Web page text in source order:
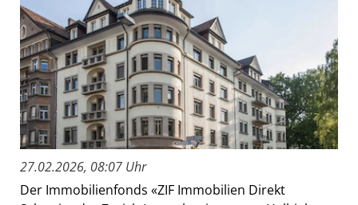
27.02.2026, 08:07 Uhr
Der Immobilienfonds «ZIF Immobilien Direkt